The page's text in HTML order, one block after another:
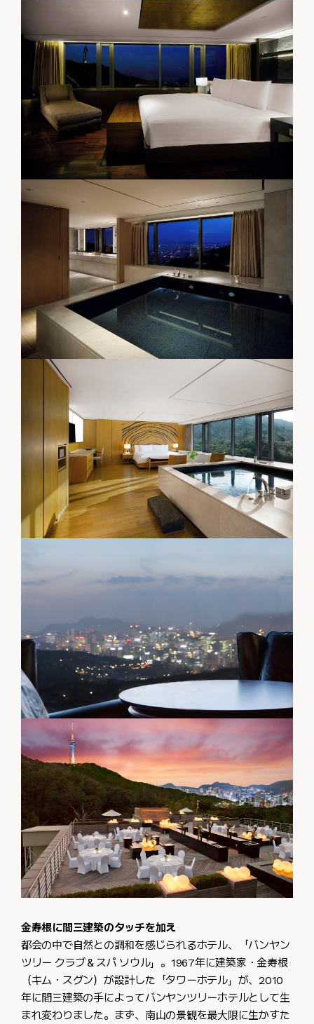
金寿根に間三建築のタッチを加え
都会の中で自然との調和を感じられるホテル、「バンヤン
ツリー クラブ＆スパ ソウル」。1967年に建築家・金寿根
（キム・スグン）が設計した「タワーホテル」が、2010
年に間三建築の手によってバンヤンツリーホテルとして生
まれ変わりました。まず、南山の景観を最大限に生かすた